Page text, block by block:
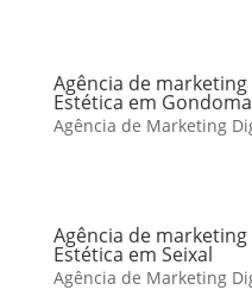
Agência de
Estética em
Agência de Marketing
Agência de
Estética em Seixal
Agência de Marketing